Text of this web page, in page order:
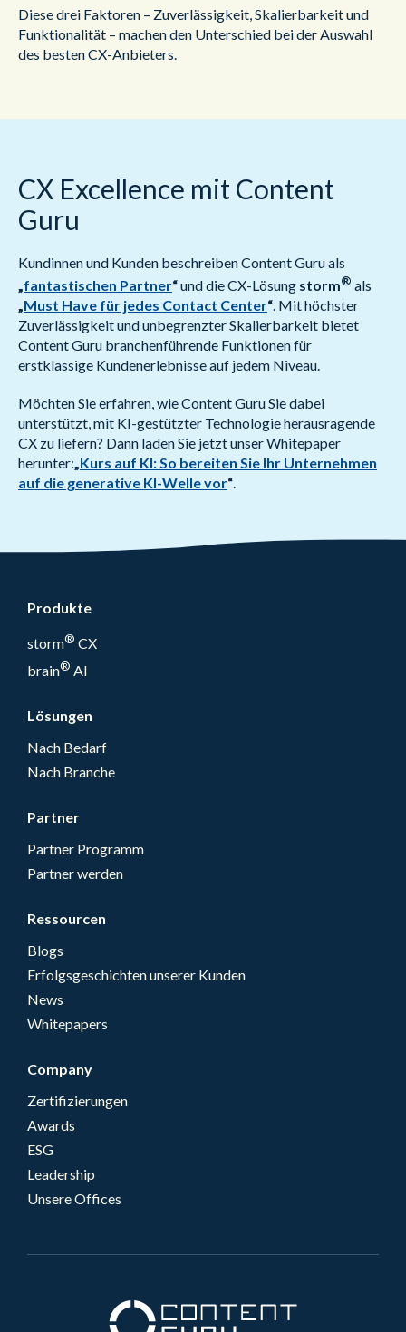
Diese drei Faktoren – Zuverlässigkeit, Skalierbarkeit und
Funktionalität – machen den Unterschied bei der Auswahl
des besten CX-Anbieters.
CX Excellence mit Content
Guru
Kundinnen und Kunden beschreiben Content Guru als
„fantastischen Partner“und die CX-Lösung storm® als
„Must Have für jedes Contact Center“. Mit höchster
Zuverlässigkeit und unbegrenzter Skalierbarkeit bietet
Content Guru branchenführende Funktionen für
erstklassige Kundenerlebnisse auf jedem Niveau.
Möchten Sie erfahren, wie Content Guru Sie dabei
unterstützt, mit KI-gestützter Technologie herausragende
CX zu liefern? Dann laden Sie jetzt unser Whitepaper
herunter:„Kurs auf KI: So bereiten Sie Ihr Unternehmen
auf die generative KI-Welle vor“.
Produkte
storm® CX
brain® AI
Lösungen
Nach Bedarf
Nach Branche
Partner
Partner Programm
Partner werden
Ressourcen
Blogs
Erfolgsgeschichten unserer Kunden
News
Whitepapers
Company
Zertifizierungen
Awards
ESG
Leadership
Unsere Offices